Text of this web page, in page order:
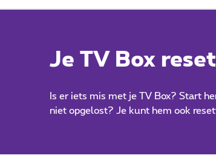
Je TV Box
Is er iets mis met je TV Box? Start
niet opgelost? Je kunt hem ook